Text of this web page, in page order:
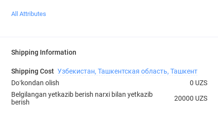
All Attributes
Shipping Information
Shipping Cost Узбекистан, Ташкентская область, Ташкент
Doʻkondan olish
0 UZS
Belgilangan yetkazib berish narxi bilan yetkazib
berish
20000 UZS